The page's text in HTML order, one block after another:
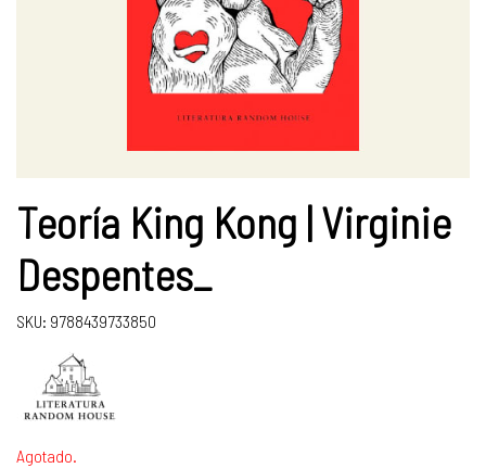
Teoría King Kong | Virginie
Despentes_
SKU: 9788439733850
Agotado.